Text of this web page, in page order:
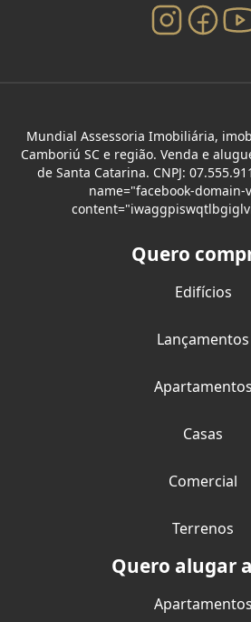
Mundial Assessoria Imobiliária,
Camboriú SC e região. Venda e
de Santa Catarina. CNPJ:
name="facebook-
Quero
Edifícios
Lançamentos
Apartamentos
Casas
Comercial
Terrenos
Quero alugar
Apartamentos